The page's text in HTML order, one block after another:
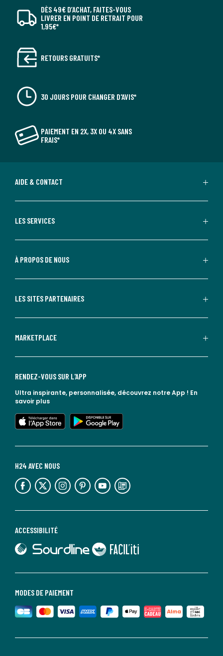
DÈS 49€ D’ACHAT, FAITES-VOUS
LIVRER EN POINT DE RETRAIT POUR
1,95€*
RETOURS GRATUITS*
30 JOURS POUR CHANGER D'AVIS*
PAIEMENT EN 2X, 3X OU 4X SANS
FRAIS*
AIDE & CONTACT
LES SERVICES
À PROPOS DE NOUS
LES SITES PARTENAIRES
MARKETPLACE
MODES DE PAIEMENT
ACCESSIBILITÉ
lien vers Sourdline
lien vers Faciliti
H24 AVEC NOUS
lien vers l'espace réseaux sociaux lien vers l'espace réseaux sociaux lien vers l'espace réseaux sociaux lien vers l'espace réseaux sociaux lien vers l'espace réseaux sociaux lien vers le blog la redoute
RENDEZ-VOUS SUR L'APP
Ultra inspirante, personnalisée, découvrez notre App ! En
savoir plus
lien vers l'app store
lien vers google play